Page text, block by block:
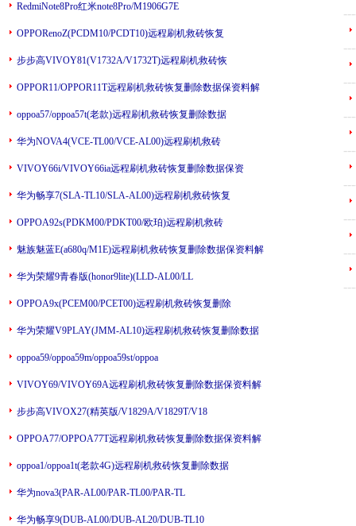
RedmiNote8Pro红米note8Pro/M1906G7E
OPPORenoZ(PCDM10/PCDT10)远程刷机救砖恢复
步步高VIVOY81(V1732A/V1732T)远程刷机救砖恢
OPPOR11/OPPOR11T远程刷机救砖恢复删除数据保资料解
oppoa57/oppoa57t(老款)远程刷机救砖恢复删除数据
华为NOVA4(VCE-TL00/VCE-AL00)远程刷机救砖
VIVOY66i/VIVOY66ia远程刷机救砖恢复删除数据保资
华为畅享7(SLA-TL10/SLA-AL00)远程刷机救砖恢复
OPPOA92s(PDKM00/PDKT00/欧珀)远程刷机救砖
魅族魅蓝E(a680q/M1E)远程刷机救砖恢复删除数据保资料解
华为荣耀9青春版(honor9lite)(LLD-AL00/LL
OPPOA9x(PCEM00/PCET00)远程刷机救砖恢复删除
华为荣耀V9PLAY(JMM-AL10)远程刷机救砖恢复删除数据
oppoa59/oppoa59m/oppoa59st/oppoa
VIVOY69/VIVOY69A远程刷机救砖恢复删除数据保资料解
步步高VIVOX27(精英版/V1829A/V1829T/V18
OPPOA77/OPPOA77T远程刷机救砖恢复删除数据保资料解
oppoa1/oppoa1t(老款4G)远程刷机救砖恢复删除数据
华为nova3(PAR-AL00/PAR-TL00/PAR-TL
华为畅享9(DUB-AL00/DUB-AL20/DUB-TL10